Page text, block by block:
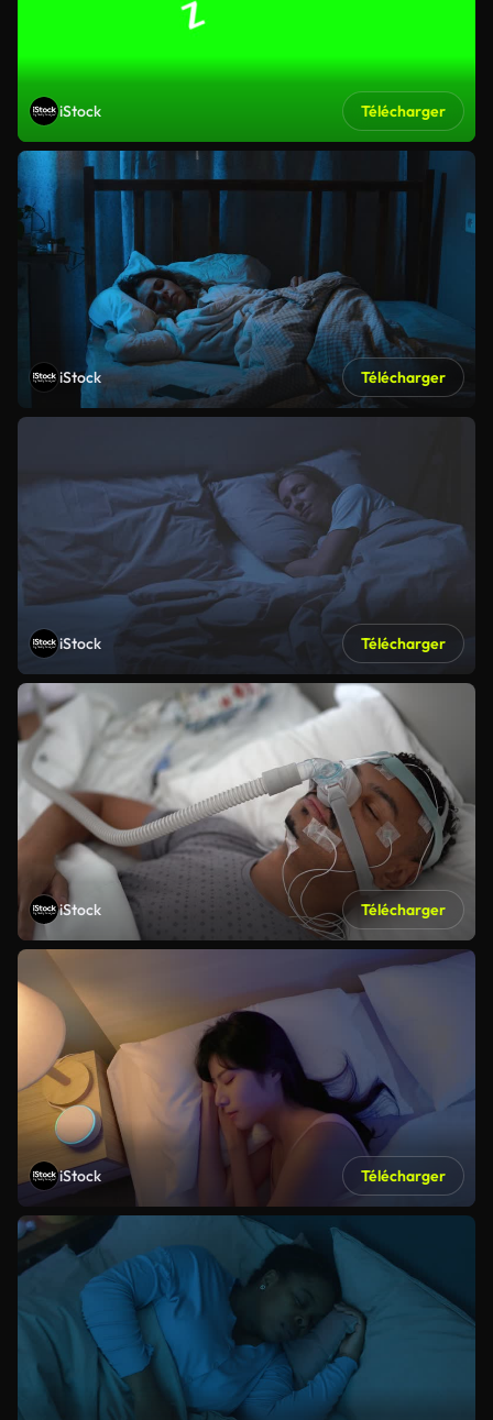
iStock Télécharger
iStock Télécharger
iStock Télécharger
iStock Télécharger
iStock Télécharger